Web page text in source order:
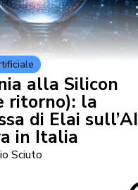
alla Silicon
ritorno): la
di Elai sull’AI
in Italia
Sciuto